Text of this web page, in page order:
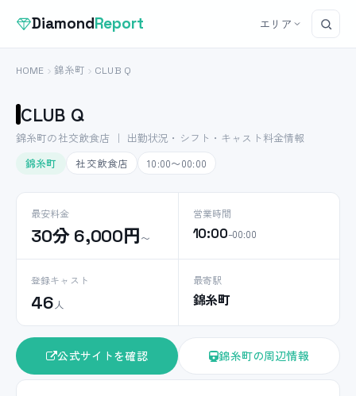
DiamondReport エリア
HOME 錦糸町 CLUB Q
CLUB Q
錦糸町の社交飲食店 ｜ 出勤状況・シフト・キャスト料金情報
錦糸町
社交飲食店 10:00〜00:00
最安料金
30分 6,000円〜
営業時間
10:00–00:00
登録キャスト
46 人
最寄駅
錦糸町
公式サイトを確認 錦糸町の周辺情報